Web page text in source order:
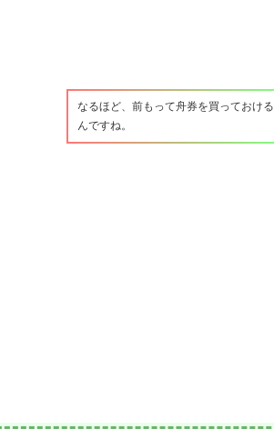
なるほど、前もって舟券を買っておける
んですね。